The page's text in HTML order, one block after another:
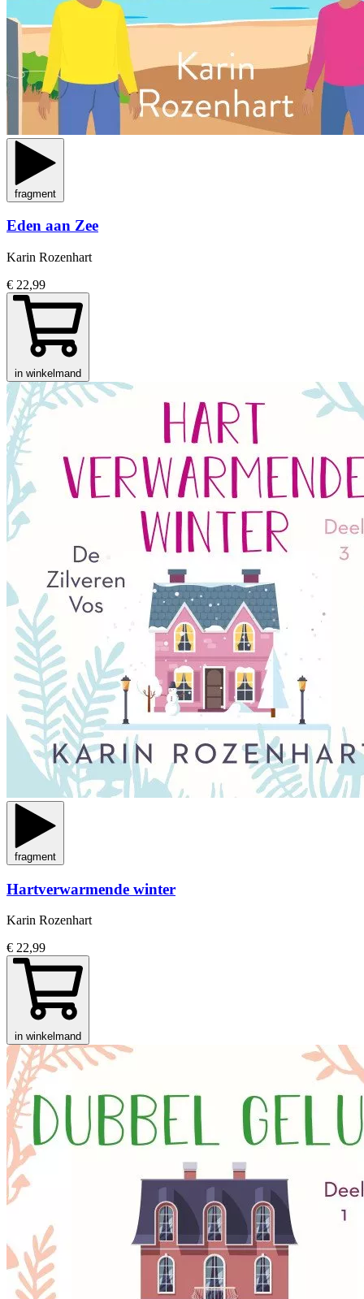
fragment
Eden aan Zee
Karin Rozenhart
€ 22,99
in winkelmand
fragment
Hartverwarmende winter
Karin Rozenhart
€ 22,99
in winkelmand